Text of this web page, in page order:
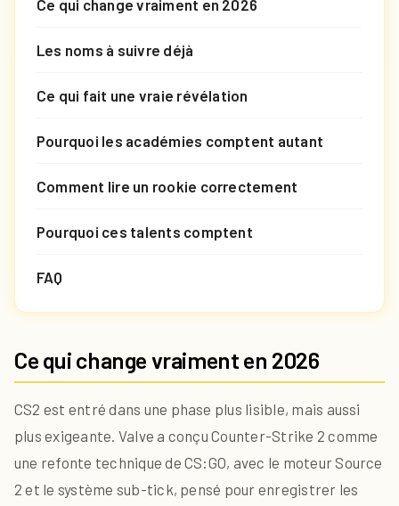
Ce qui change vraiment en 2026
Les noms à suivre déjà
Ce qui fait une vraie révélation
Pourquoi les académies comptent autant
Comment lire un rookie correctement
Pourquoi ces talents comptent
FAQ
Ce qui change vraiment en 2026
CS2 est entré dans une phase plus lisible, mais aussi
plus exigeante. Valve a conçu Counter-Strike 2 comme
une refonte technique de CS:GO, avec le moteur Source
2 et le système sub-tick, pensé pour enregistrer les